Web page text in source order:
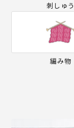
刺しゅう
編み物